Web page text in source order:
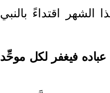
اقتداءً بالنبي
عباده فيغفر لكل موحِّد